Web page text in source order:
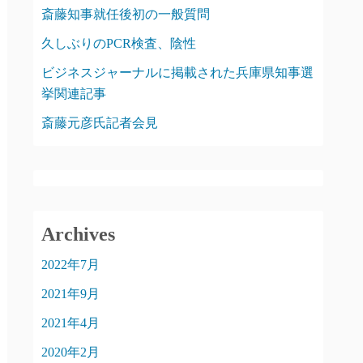
斎藤知事就任後初の一般質問
久しぶりのPCR検査、陰性
ビジネスジャーナルに掲載された兵庫県知事選
挙関連記事
斎藤元彦氏記者会見
Archives
2022年7月
2021年9月
2021年4月
2020年2月